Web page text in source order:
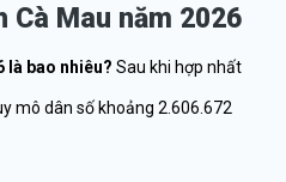
Cà Mau năm 2026
là bao nhiêu? Sau khi hợp nhất
mô dân số khoảng 2.606.672